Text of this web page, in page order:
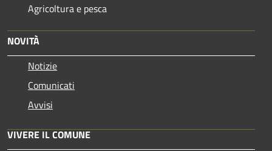
Agricoltura e pesca
NOVITÀ
Notizie
Comunicati
Avvisi
VIVERE IL COMUNE